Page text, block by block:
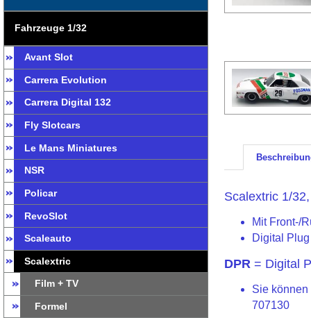
Fahrzeuge 1/32
Avant Slot
Carrera Evolution
Carrera Digital 132
Fly Slotcars
Le Mans Miniatures
NSR
Policar
RevoSlot
Scaleauto
Scalextric
Film + TV
Formel
Scalextric 1/
Mit Front-/
Digital
DPR = Digital
Sie
707130